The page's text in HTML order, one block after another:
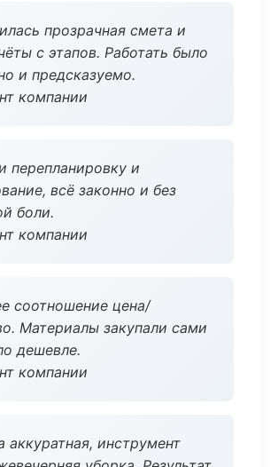
прозрачная смета и
с этапов. Работать было
и предсказуемо.
компании
перепланировку и
всё законно и без
боли.
компании
соотношение цена/
Материалы закупали сами
дешевле.
компании
аккуратная, инструмент